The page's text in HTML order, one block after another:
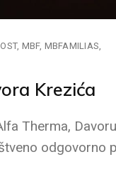
MBF MBFAMILIAS
Krezića
Therma,
odgovorno